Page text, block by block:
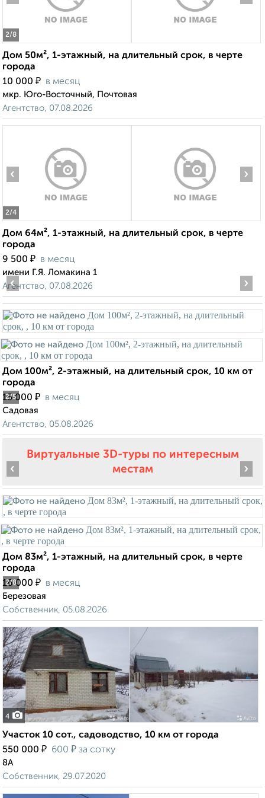
2/8
Дом 50м², 1-этажный, на длительный срок, в черте
города
10 000 ₽ в месяц
мкр. Юго-Восточный, Почтовая
Агентство, 07.08.2026
2/4
‹ ›
Дом 64м², 1-этажный, на длительный срок, в черте
города
9 500 ₽ в месяц
имени Г.Я. Ломакина 1
Агентство, 07.08.2026
2/5
‹ ›
Дом 100м², 2-этажный, на длительный срок, 10 км от
города
15 000 ₽ в месяц
Садовая
Агентство, 05.08.2026
Виртуальные 3D-туры по интересным
местам
2/8
‹ ›
Дом 83м², 1-этажный, на длительный срок, в черте
города
16 000 ₽ в месяц
Березовая
Собственник, 05.08.2026
4
Участок 10 сот., садоводство, 10 км от города
550 000 ₽ 600 ₽ за сотку
8А
Собственник, 29.07.2020